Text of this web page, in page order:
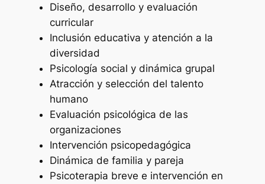
Diseño, desarrollo y evaluación
curricular
Inclusión educativa y atención a la
diversidad
Psicología social y dinámica grupal
Atracción y selección del talento
humano
Evaluación psicológica de las
organizaciones
Intervención psicopedagógica
Dinámica de familia y pareja
Psicoterapia breve e intervención en